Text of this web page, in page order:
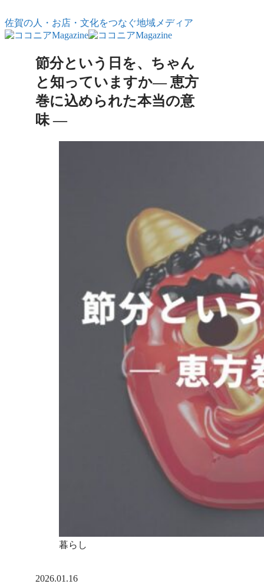
佐賀の人・お店・文化をつなぐ地域メディア
節分という日を、ちゃん
と知っていますか― 恵方
巻に込められた本当の意
味 ―
暮らし
2026.01.16